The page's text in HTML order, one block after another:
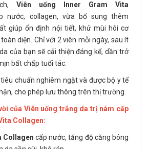
Viên uống Inner Gram Vita
nước, collagen, vừa bổ sung thêm
giúp ổn định nội tiết, khử mùi hôi cơ
diện. Chỉ với 2 viên mỗi ngày, sau ít
của bạn sẽ cải thiện đáng kể, dần trở
bất chấp tuổi tác.
chuẩn nghiêm ngặt và được bộ y tế
cho phép lưu thông trên thị trường.
của Viên uống trắng da trị nám cấp
Collagen:
Collagen cấp nước, tăng độ căng bóng